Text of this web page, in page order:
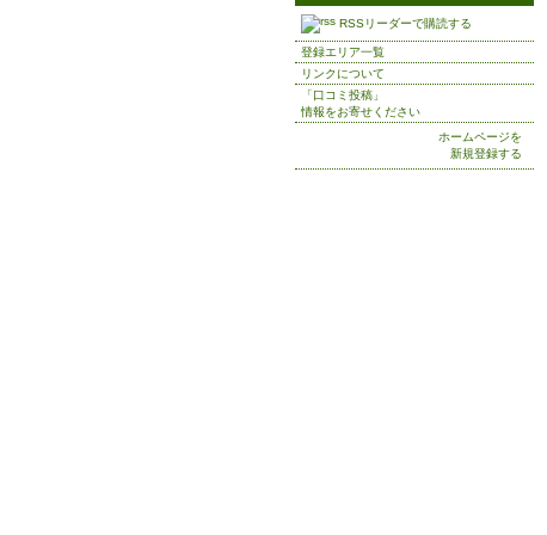
RSSリーダーで購読する
登録エリア一覧
リンクについて
「口コミ投稿」
情報をお寄せください
ホームページを
新規登録する